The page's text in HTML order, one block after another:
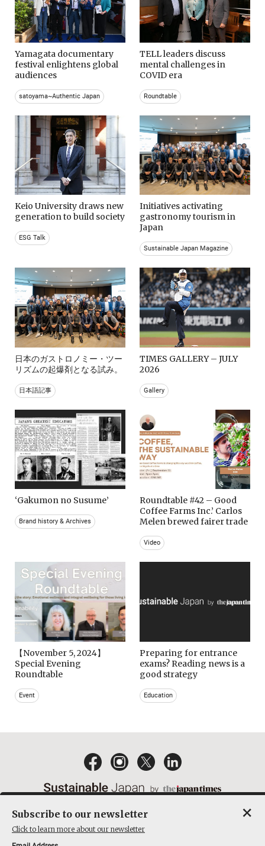
Yamagata documentary
festival enlightens global
audiences
satoyama~Authentic Japan
TELL leaders discuss
mental challenges in
COVID era
Roundtable
Keio University draws new
generation to build society
ESG Talk
Initiatives activating
gastronomy tourism in
Japan
Sustainable Japan Magazine
日本のガストロノミー・ツー
リズムの起爆剤となる試み。
日本語記事
TIMES GALLERY – JULY
2026
Gallery
‘Gakumon no Susume’
Brand history & Archives
Roundtable #42 – Good
Coffee Farms Inc.’ Carlos
Melen brewed fairer trade
Video
【November 5, 2024】
Special Evening
Roundtable
Event
Preparing for entrance
exams? Reading news is a
good strategy
Education
Subscribe to our newsletter
Click to learn more about our newsletter
×